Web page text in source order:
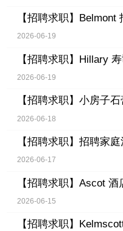
【招聘求职】 Belmont
2026-06-19
【招聘求职】 Hillary
2026-06-19
【招聘求职】 小房子
2026-06-18
【招聘求职】 招聘家庭
2026-06-17
【招聘求职】 Ascot 酒
2026-06-15
【招聘求职】